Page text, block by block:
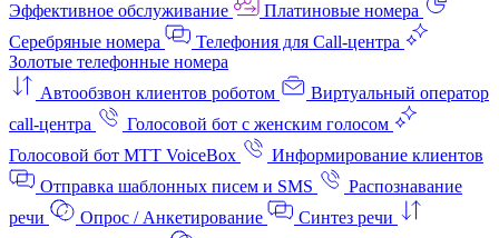
Эффективное обслуживание
Платиновые номера
Серебряные номера
Телефония для Call-центра
Золотые телефонные номера
Автообзвон клиентов роботом
Виртуальный оператор
call-центра
Голосовой бот с женским голосом
Голосовой бот МТТ VoiceBox
Информирование клиентов
Отправка шаблонных писем и SMS
Распознавание
речи
Опрос / Анкетирование
Синтез речи